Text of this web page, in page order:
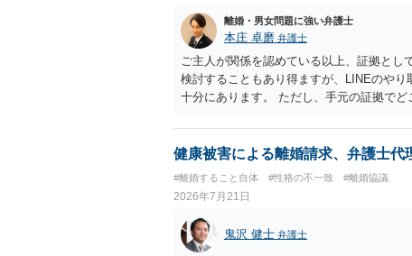
離婚・男女問題に強い弁護士
本庄 卓磨 弁護士
ご主人が関係を認めている以上、証拠と
検討することもあり得ますが、LINEのや
十分にあります。 ただし、手元の証拠で
健康被害による離婚請求、弁護士代
#離婚すること自体 #性格の不一致 #離婚協議
2026年7月21日
鬼沢 健士 弁護士